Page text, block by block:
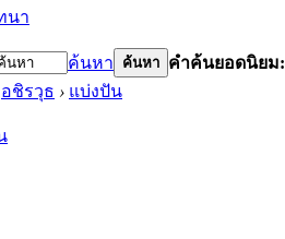
นา
ค้นหา ค้นหา คำค้นยอดนิยม:
อชิรวุธ › แบ่งปัน